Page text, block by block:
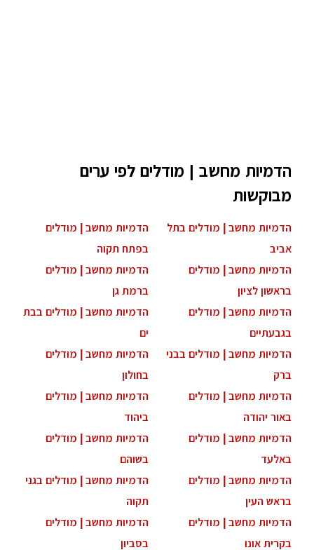
הדמיות מחשב | מודלים לפי ערים
מבוקשות
הדמיות מחשב | מודלים בתל
אביב
הדמיות מחשב | מודלים
בפתח תקוה
הדמיות מחשב | מודלים
בראשון לציון
הדמיות מחשב | מודלים
ברמת גן
הדמיות מחשב | מודלים
בגבעתיים
הדמיות מחשב | מודלים בבת
ים
הדמיות מחשב | מודלים בבני
ברק
הדמיות מחשב | מודלים
בחולון
הדמיות מחשב | מודלים
באור יהודה
הדמיות מחשב | מודלים
ביהוד
הדמיות מחשב | מודלים
באלעד
הדמיות מחשב | מודלים
בשוהם
הדמיות מחשב | מודלים
בראש העין
הדמיות מחשב | מודלים בגני
תקוה
הדמיות מחשב | מודלים
בקרית אונו
הדמיות מחשב | מודלים
בסביון